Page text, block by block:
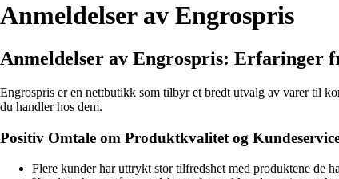
Anmeldelser av Engrospris
Anmeldelser av Engrospris: Erfaringer
Engrospris er en nettbutikk som tilbyr et bredt utvalg av varer til
du handler hos dem.
Positiv Omtale om Produktkvalitet og
Flere kunder har uttrykt stor tilfredshet med produktene de